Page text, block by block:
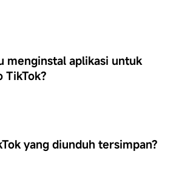
menginstal aplikasi untuk
TikTok?
yang diunduh tersimpan?